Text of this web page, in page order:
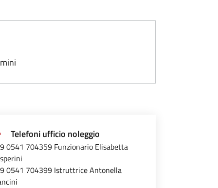
Telefoni ufficio noleggio
0541 704359 Funzionario Elisabetta
0541 704399 Istruttrice Antonella